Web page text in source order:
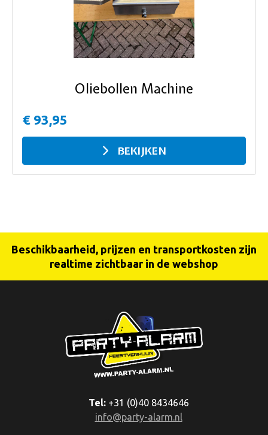
Oliebollen Machine
€ 93,95
BEKIJKEN
Beschikbaarheid, prijzen en transportkosten zijn
realtime zichtbaar in de webshop
Tel:+31 (0)40 8434646
info@party-alarm.nl